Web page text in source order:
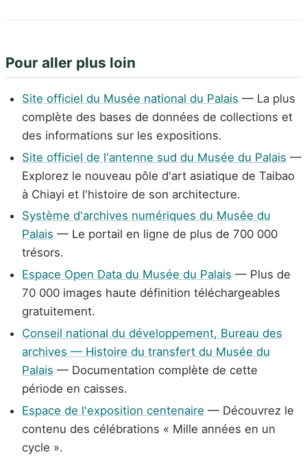
Pour aller plus loin
Site officiel du Musée national du Palais — La plus
complète des bases de données de collections et
des informations sur les expositions.
Site officiel de l'antenne sud du Musée du Palais —
Explorez le nouveau pôle d'art asiatique de Taibao
à Chiayi et l'histoire de son architecture.
Système d'archives numériques du Musée du
Palais — Le portail en ligne de plus de 700 000
trésors.
Espace Open Data du Musée du Palais — Plus de
70 000 images haute définition téléchargeables
gratuitement.
Conseil national du développement, Bureau des
archives — Histoire du transfert du Musée du
Palais — Documentation complète de cette
période en caisses.
Espace de l'exposition centenaire — Découvrez le
contenu des célébrations « Mille années en un
cycle ».